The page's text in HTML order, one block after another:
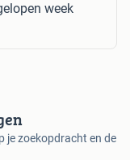
week
je zoekopdracht en de